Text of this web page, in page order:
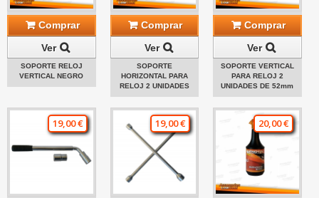
Comprar
Ver
SOPORTE RELOJ
VERTICAL NEGRO
Comprar
Ver
SOPORTE
HORIZONTAL PARA
RELOJ 2 UNIDADES
Comprar
Ver
SOPORTE VERTICAL
PARA RELOJ 2
UNIDADES DE 52mm
19,00 € 19,00 € 20,00 €